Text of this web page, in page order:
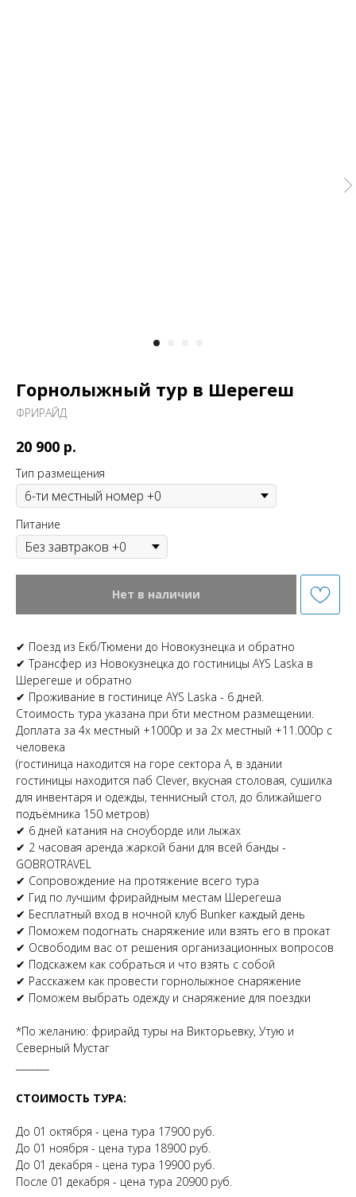
Горнолыжный тур в Шерегеш
ФРИРАЙД
20 900 р.
Тип размещения
Питание
Нет в наличии
✔ Поезд из Екб/Тюмени до Новокузнецка и обратно
✔ Трансфер из Новокузнецка до гостиницы AYS Laska в
Шерегеше и обратно
✔ Проживание в гостинице AYS Laska - 6 дней.
Стоимость тура указана при 6ти местном размещении.
Доплата за 4х местный +1000р и за 2х местный +11.000р с
человека
(гостиница находится на горе сектора А, в здании
гостиницы находится паб Clever, вкусная столовая, сушилка
для инвентаря и одежды, теннисный стол, до ближайшего
подъёмника 150 метров)
✔ 6 дней катания на сноуборде или лыжах
✔ 2 часовая аренда жаркой бани для всей банды -
GOBROTRAVEL
✔ Сопровождение на протяжение всего тура
✔ Гид по лучшим фрирайдным местам Шерегеша
✔ Бесплатный вход в ночной клуб Bunker каждый день
✔ Поможем подогнать снаряжение или взять его в прокат
✔ Освободим вас от решения организационных вопросов
✔ Подскажем как собраться и что взять с собой
✔ Расскажем как провести горнолыжное снаряжение
✔ Поможем выбрать одежду и снаряжение для поездки
*По желанию: фрирайд туры на Викторьевку, Утую и
Северный Мустаг
СТОИМОСТЬ ТУРА:
До 01 октября - цена тура 17900 руб.
До 01 ноября - цена тура 18900 руб.
До 01 декабря - цена тура 19900 руб.
После 01 декабря - цена тура 20900 руб.